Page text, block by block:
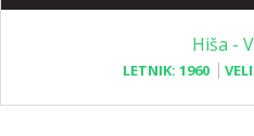
Hiša -
LETNIK: 1960